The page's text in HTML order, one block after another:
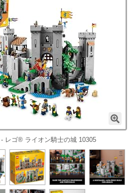
レゴ® ライオン騎士の城 10305